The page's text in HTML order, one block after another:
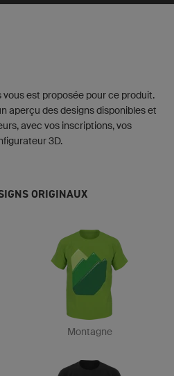
est proposée pour ce produit.
aperçu des designs disponibles et
avec vos inscriptions, vos
3D.
ORIGINAUX
Montagne